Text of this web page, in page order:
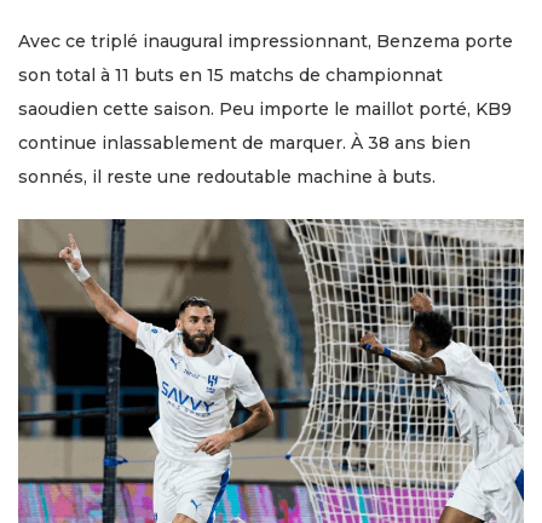
Avec ce triplé inaugural impressionnant, Benzema porte
son total à 11 buts en 15 matchs de championnat
saoudien cette saison. Peu importe le maillot porté, KB9
continue inlassablement de marquer. À 38 ans bien
sonnés, il reste une redoutable machine à buts.